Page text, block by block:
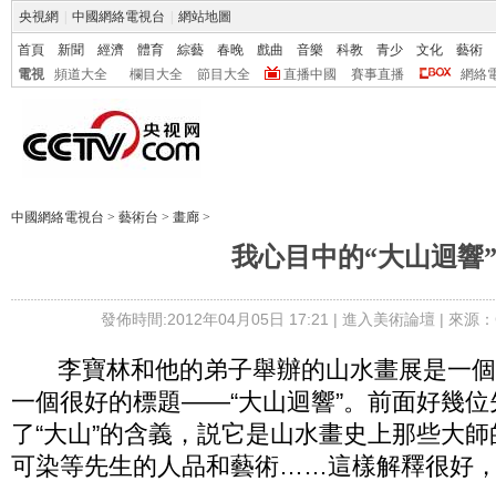
央視網 中國網絡電視台 網站地圖
首頁 新聞 經濟 體育 綜藝 春晚 戲曲 音樂 科教 青少 文化
藝術
電視
頻道大全 欄目大全 節目大全 直播中國 賽事直播 網絡
中國網絡電視台 > 藝術台 > 畫廊 >
我心目中的“大山迴響”
發佈時間:2012年04月05日 17:21 | 進入美術論壇 | 來源
李寶林和他的弟子舉辦的山水畫展是一個
一個很好的標題——“大山迴響”。前面好幾
了“大山”的含義，説它是山水畫史上那些大
可染等先生的人品和藝術……這樣解釋很好